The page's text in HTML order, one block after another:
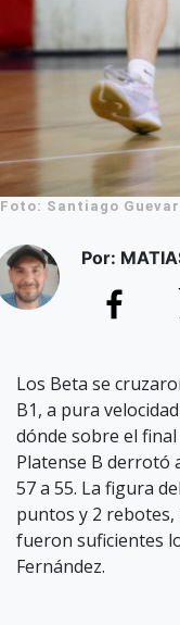
Foto: Santiago
Por:
Los Beta se
B1, a pura
dónde sobre el
Platense B derrotó
57 a 55. La figura
puntos y 2
fueron suficientes
Fernández.